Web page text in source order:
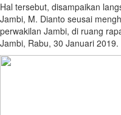
Hal tersebut, disampaikan
Jambi, M. Dianto seusai
perwakilan Jambi, di ruang
Jambi, Rabu, 30 Januari 2019.